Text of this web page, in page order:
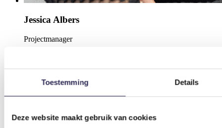
Toestemming Details
Deze website maakt gebruik van cookies
Jessica Albers
Projectmanager
Werkzaam bij:
Sportief Besteed Groep